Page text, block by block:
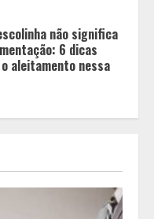
no Amapá e
Nacionais
do BIRGing e do
na internet